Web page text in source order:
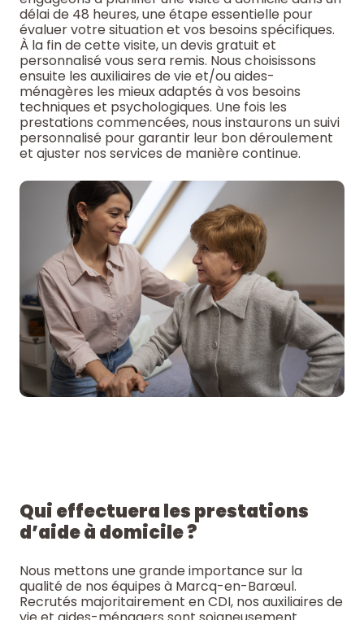
délai de 48 heures, une étape essentielle pour
évaluer votre situation et vos besoins spécifiques.
À la fin de cette visite, un devis gratuit et
personnalisé vous sera remis. Nous choisissons
ensuite les auxiliaires de vie et/ou aides-
ménagères les mieux adaptés à vos besoins
techniques et psychologiques. Une fois les
prestations commencées, nous instaurons un suivi
personnalisé pour garantir leur bon déroulement
et ajuster nos services de manière continue.
Qui effectuera les prestations
d’aide à domicile ?
Nous mettons une grande importance sur la
qualité de nos équipes à Marcq-en-Barœul.
Recrutés majoritairement en CDI, nos auxiliaires de